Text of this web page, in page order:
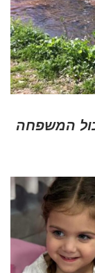
המשפחה